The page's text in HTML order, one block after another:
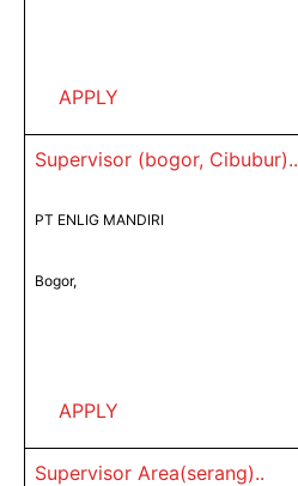
APPLY
Supervisor (bogor, Cibubur)..
PT ENLIG MANDIRI
Bogor,
APPLY
Supervisor Area(serang)..